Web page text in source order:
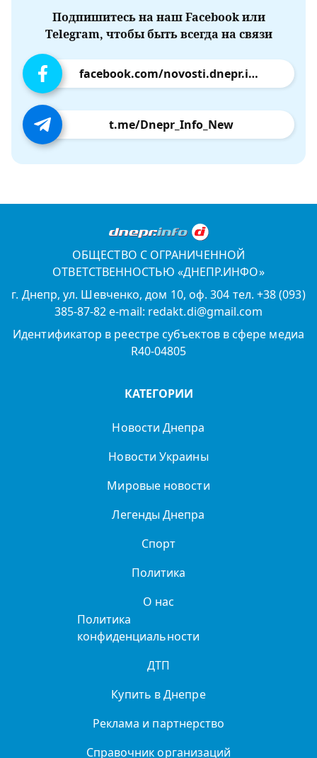
Подпишитесь на наш Facebook или
Telegram, чтобы быть всегда на связи
facebook.com/novosti.dnepr.info
t.me/Dnepr_Info_New
ОБЩЕСТВО С ОГРАНИЧЕННОЙ
ОТВЕТСТВЕННОСТЬЮ «ДНЕПР.ИНФО»
г. Днепр, ул. Шевченко, дом 10, оф. 304 тел. +38 (093)
385-87-82 e-mail: redakt.di@gmail.com
Идентификатор в реестре субъектов в сфере медиа
R40-04805
КАТЕГОРИИ
Новости Днепра
Новости Украины
Мировые новости
Легенды Днепра
Спорт
Политика
О нас
Политика
конфиденциальности
ДТП
Купить в Днепре
Реклама и партнерство
Справочник организаций